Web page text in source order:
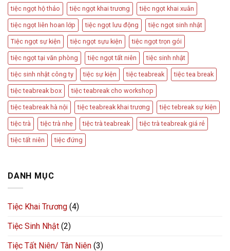
tiệc ngọt hộ thảo tiệc ngọt khai trương tiệc ngọt khai xuân
tiệc ngọt liên hoan lớp tiệc ngọt lưu động tiệc ngọt sinh nhật
Tiệc ngọt sự kiện tiệc ngọt sựu kiện tiệc ngọt trọn gói
tiệc ngọt tại văn phòng tiệc ngọt tất niên tiệc sinh nhật
tiệc sinh nhật công ty tiệc sự kiện tiệc teabreak tiệc tea break
tiệc teabreak box tiệc teabreak cho workshop
tiệc teabreak hà nội tiệc teabreak khai trương tiệc tebreak sự kiện
tiệc trà tiệc trà nhẹ tiệc trà teabreak tiệc trà teabreak giá rẻ
tiệc tất niên tiệc đứng
DANH MỤC
Tiệc Khai Trương (4)
Tiệc Sinh Nhật (2)
Tiệc Tất Niên/ Tân Niên (3)